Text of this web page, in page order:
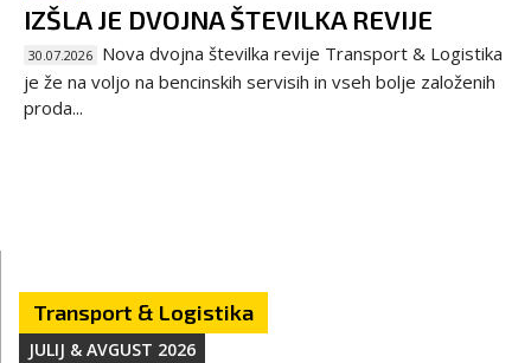
IZŠLA JE DVOJNA ŠTEVILKA REVIJE
30.07.2026 Nova dvojna številka revije Transport & Logistika
je že na voljo na bencinskih servisih in vseh bolje založenih
proda...
Transport & Logistika
JULIJ & AVGUST 2026